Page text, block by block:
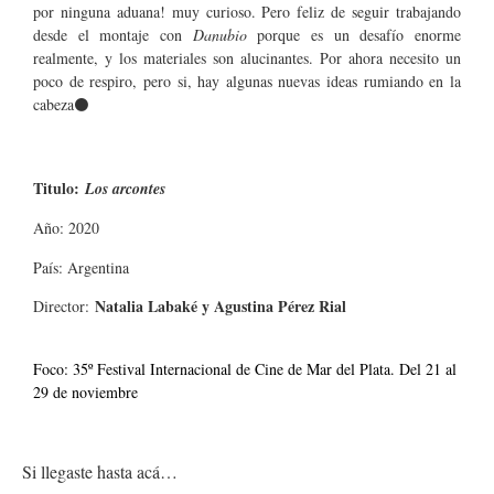
por ninguna aduana! muy curioso. Pero feliz de seguir trabajando
desde el montaje con Danubioporque es un desafío enorme
realmente, y los materiales son alucinantes. Por ahora necesito un
poco de respiro, pero si, hay algunas nuevas ideas rumiando en la
cabeza⚫
Titulo:Los arcontes
Año: 2020
País: Argentina
Director: Natalia Labaké y Agustina Pérez Rial
Foco: 35º Festival Internacional de Cine de Mar del Plata. Del 21 al
29 de noviembre
Si llegaste hasta acá…